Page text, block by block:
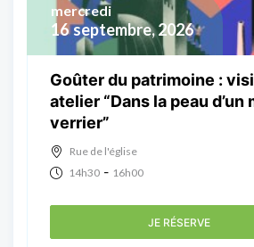
16 septembre, 2026
mercredi
Goûter du patrimoine :
atelier “Dans la peau d’un
verrier”
Rue de l'église
14h30 - 16h00
JE RÉSERVE